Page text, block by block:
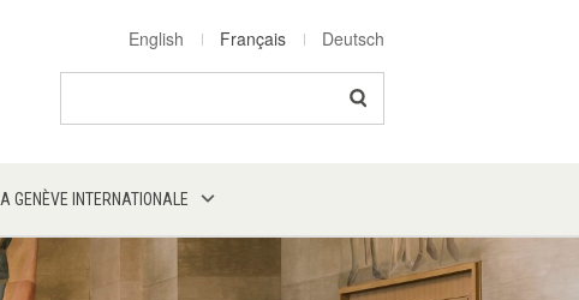
English Français Deutsch
LA GENÈVE INTERNATIONALE